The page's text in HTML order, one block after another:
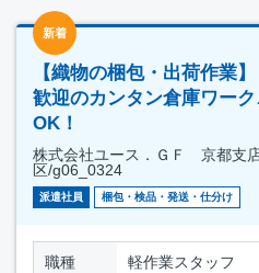
新着
【織物の梱包・出荷作業
歓迎のカンタン倉庫ワー
OK！
株式会社ユース．ＧＦ 京都支
区/g06_0324
派遣社員 梱包・検品・発送・仕分け
職種 軽作業スタッフ